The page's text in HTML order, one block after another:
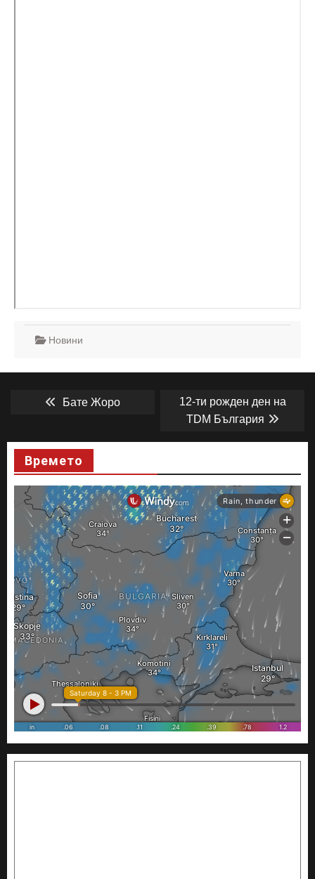
Новини
Навигация
Previous
Бате Жоро
Next
post:
12-ти рожден ден на
TDM България
Времето